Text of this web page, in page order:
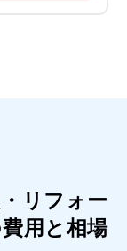
リフォー
用と相場